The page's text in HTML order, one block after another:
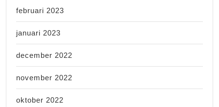
februari 2023
januari 2023
december 2022
november 2022
oktober 2022